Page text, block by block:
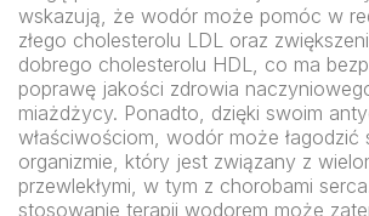
wskazują, że wodór może pomóc w
złego cholesterolu LDL oraz
dobrego cholesterolu HDL, co ma
poprawę jakości zdrowia
miażdżycy. Ponadto, dzięki swoim
właściwościom, wodór może łagodzić
organizmie, który jest związany z
przewlekłymi, w tym z chorobami
stosowanie terapii wodorem może